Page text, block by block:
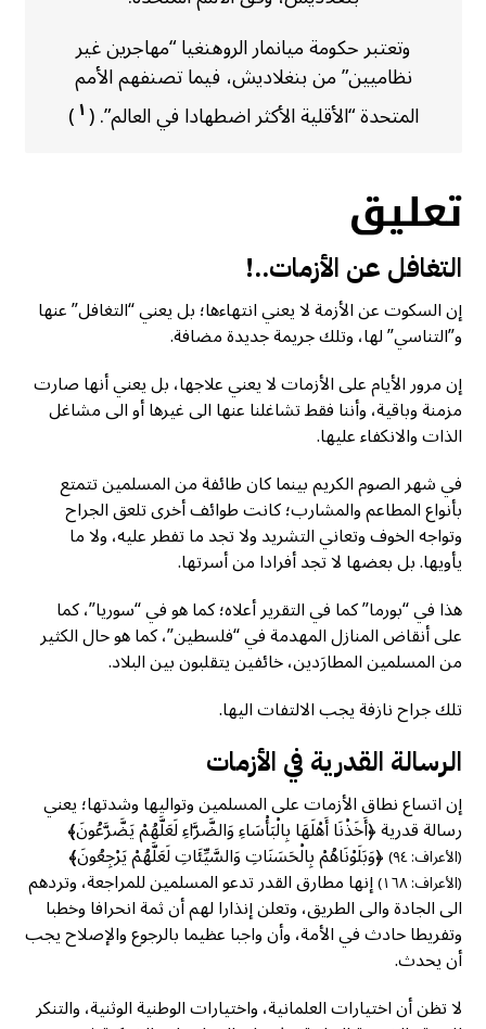
وتعتبر حكومة ميانمار الروهنغيا “مهاجرين غير
نظاميين” من بنغلاديش، فيما تصنفهم الأمم
المتحدة “الأقلية الأكثر اضطهادا في العالم”. (١)
تعليق
التغافل عن الأزمات..!
إن السكوت عن الأزمة لا يعني انتهاءها؛ بل يعني “التغافل” عنها
و”التناسي” لها، وتلك جريمة جديدة مضافة.
إن مرور الأيام على الأزمات لا يعني علاجها، بل يعني أنها صارت
مزمنة وباقية، وأننا فقط تشاغلنا عنها الى غيرها أو الى مشاغل
الذات والانكفاء عليها.
في شهر الصوم الكريم بينما كان طائفة من المسلمين تتمتع
بأنواع المطاعم والمشارب؛ كانت طوائف أخرى تلعق الجراح
وتواجه الخوف وتعاني التشريد ولا تجد ما تفطر عليه، ولا ما
يأويها. بل بعضها لا تجد أفرادا من أسرتها.
هذا في “بورما” كما في التقرير أعلاه؛ كما هو في “سوريا”، كما
على أنقاض المنازل المهدمة في “فلسطين”، كما هو حال الكثير
من المسلمين المطارَدين، خائفين يتقلبون بين البلاد.
تلك جراح نازفة يجب الالتفات اليها.
الرسالة القدرية في الأزمات
إن اتساع نطاق الأزمات على المسلمين وتواليها وشدتها؛ يعني
رسالة قدرية ﴿أَخَذْنَا أَهْلَهَا بِالْبَأْسَاءِ وَالضَّرَّاءِ لَعَلَّهُمْ يَضَّرَّعُونَ﴾
(الأعراف: ٩٤) ﴿وَبَلَوْنَاهُمْ بِالْحَسَنَاتِ وَالسَّيِّئَاتِ لَعَلَّهُمْ يَرْجِعُونَ﴾
(الأعراف: ١٦٨) إنها مطارق القدر تدعو المسلمين للمراجعة، وتردهم
الى الجادة والى الطريق، وتعلن إنذارا لهم أن ثمة انحرافا وخطبا
وتفريطا حادث في الأمة، وأن واجبا عظيما بالرجوع والإصلاح يجب
أن يحدث.
لا تظن أن اختيارات العلمانية، واختيارات الوطنية الوثنية، والتنكر